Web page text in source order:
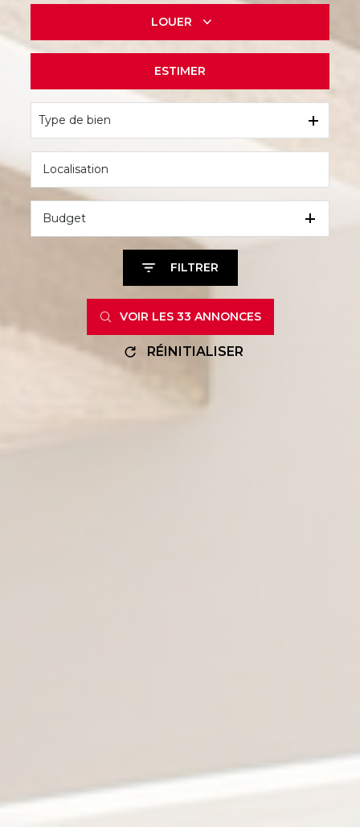
LOUER
ESTIMER
Type de bien
Budget
FILTRER
VOIR LES 33 ANNONCES
RÉINITIALISER